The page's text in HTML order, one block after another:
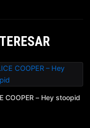
COOPER – Hey stoopid